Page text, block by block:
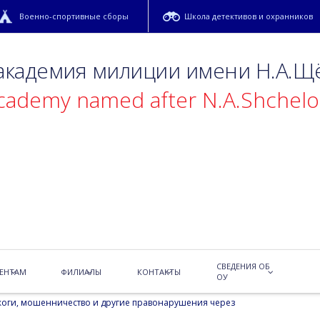
Военно-спортивные сборы Школа детективов и охранников
милиции имени
named after
ФИЛИАЛЫ КОНТАКТЫ
СВЕДЕНИЯ ОБ
ОУ
в мессенджерах: опыт
колледж» занятие, посвящённое правонарушениям в
мошенничество и другие правонарушения через